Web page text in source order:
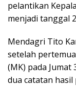
pelantikan
menjadi tanggal
Mendagri Tito
setelah
(MK) pada Jumat
dua catatan